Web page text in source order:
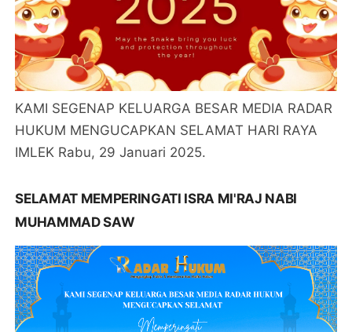
KAMI SEGENAP KELUARGA BESAR MEDIA RADAR
HUKUM MENGUCAPKAN SELAMAT HARI RAYA
IMLEK Rabu, 29 Januari 2025.
SELAMAT MEMPERINGATI ISRA MI'RAJ NABI
MUHAMMAD SAW